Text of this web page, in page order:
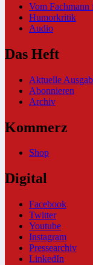
Vom Fachmann
Humorkritik
Audio
Das Heft
Aktuelle
Abonnieren
Archiv
Kommerz
Shop
Digital
Facebook
Twitter
Youtube
Instagram
Pressearchiv
LinkedIn